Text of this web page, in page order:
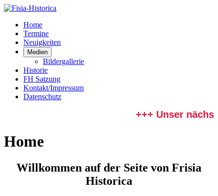
Home
Termine
Neuigkeiten
Medien
Bildergallerie
Historie
FH Satzung
Kontakt/Impressum
Datenschutz
+++ Unser
Home
Willkommen auf der Seite von Frisia
Historica